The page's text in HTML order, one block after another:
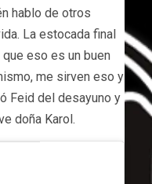
hablo de otros
La estocada final
eso es un buen
me sirven eso y
Feid del desayuno y
doña Karol.